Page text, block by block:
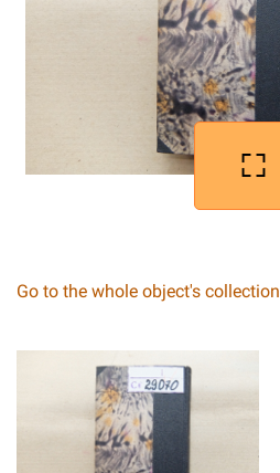
Go to the whole object's collection